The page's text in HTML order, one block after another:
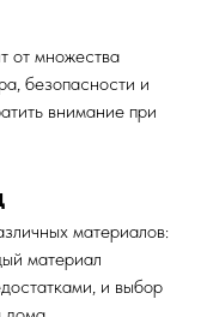
от множества
безопасности и
внимание при
материалов:
материал
и выбор